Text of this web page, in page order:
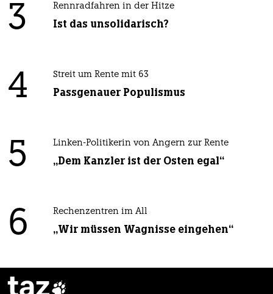
3 Rennradfahren in der Hitze
Ist das unsolidarisch?
4 Streit um Rente mit 63
Passgenauer Populismus
5 Linken-Politikerin von Angern zur Rente
„Dem Kanzler ist der Osten egal“
6 Rechenzentren im All
„Wir müssen Wagnisse eingehen“
taz